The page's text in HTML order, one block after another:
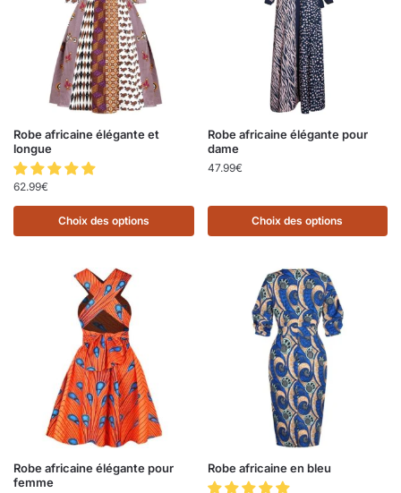
Robe africaine élégante et
longue
62.99€
Choix des options
Robe africaine élégante pour
dame
47.99€
Choix des options
Robe africaine élégante pour
femme
Robe africaine en bleu